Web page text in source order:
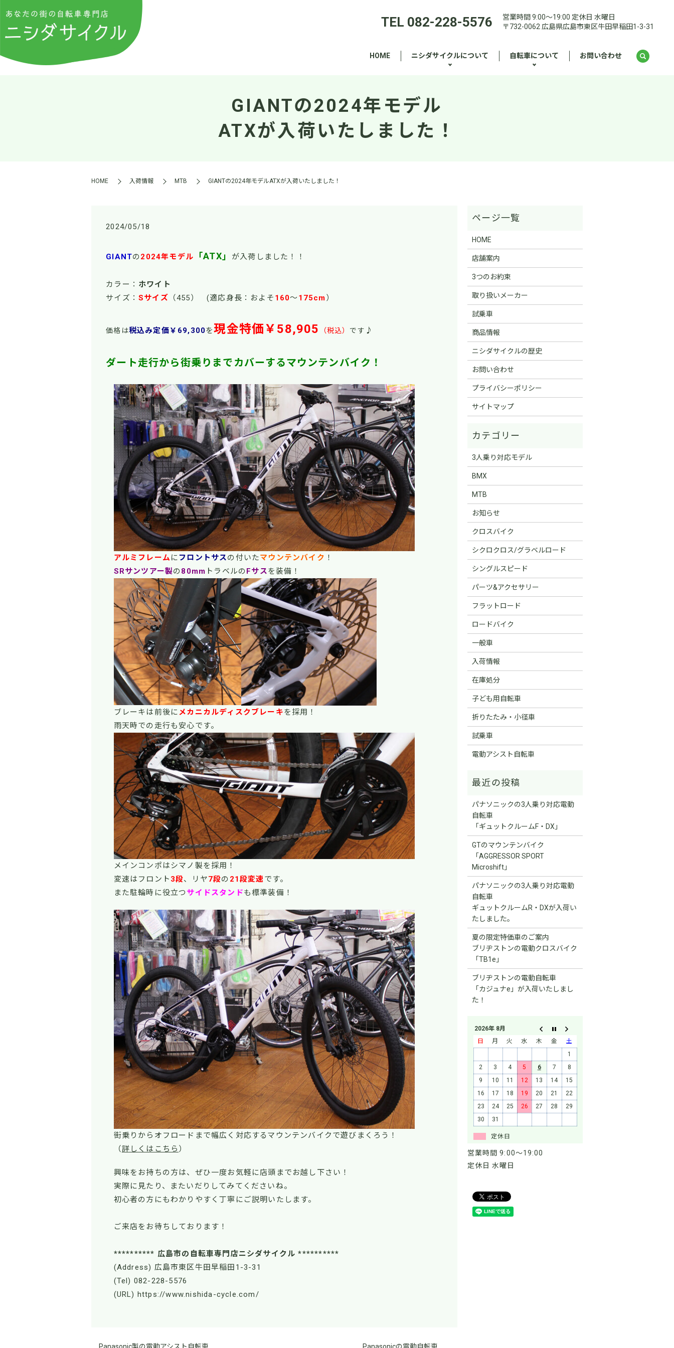
TEL 082-228-5576
営業時間 9:00～19:00 定休日 水曜日
〒732-0062 広島県広島市東区牛田早稲田1-3-31
HOME ニシダサイクルについて 自転車について お問い合わせ
GIANTの2024年モデル
ATXが入荷いたしました！
HOME 入荷情報 MTB GIANTの2024年モデルATXが入荷いたしました！
2024/05/18
GIANTの 2024年モデル 「ATX」 が入荷しました！！
カラー： ホワイト
サイズ：Sサイズ （455） (適応身長：およそ 160～175cm）
価格は税込み定価￥69,300を現金特価￥58,905 （税込） です ♪
ダート走行から街乗りまでカバーするマウンテンバイク！
アルミフレーム に フロントサスの付いたマウンテンバイク ！
SRサンツアー製の 80mm トラベルの Fサスを装備！
ブレーキは前後に メカニカルディスクブレーキを採用！
雨天時での走行も安心です。
メインコンポはシマノ製を採用！
変速はフロント 3段、リヤ7段の 21段変速 です。
また駐輪時に役立つ サイドスタンドも標準装備！
街乗りからオフロードまで幅広く対応するマウンテンバイクで遊びまくろう！
（詳しくはこちら ）
興味をお持ちの方は、ぜひ一度お気軽に店頭までお越し下さい！
実際に見たり、またいだりしてみてくださいね。
初心者の方にもわかりやすく丁寧にご説明いたします。
ご来店をお待ちしております！
********** 広島市の自転車専門店ニシダサイクル **********
(Address) 広島市東区牛田早稲田1-3-31
(Tel) 082-228-5576
(URL) https://www.nishida-cycle.com/
HOME
店舗案内
3つのお約束
取り扱いメーカー
試乗車
商品情報
ニシダサイクルの歴史
お問い合わせ
プライバシーポリシー
サイトマップ
3人乗り対応モデル
BMX
MTB
お知らせ
クロスバイク
シクロクロス/グラベルロード
シングルスピード
パーツ&アクセサリー
フラットロード
ロードバイク
一般車
入荷情報
在庫処分
子ども用自転車
折りたたみ・小径車
試乗車
電動アシスト自転車
パナソニックの3人乗り対応電動
自転車
「ギュットクルームF・DX」
GTのマウンテンバイク
「AGGRESSOR SPORT
Microshift」
パナソニックの3人乗り対応電動
自転車
ギュットクルームR・DXが入荷い
たしました。
夏の限定特価車のご案内
ブリヂストンの電動クロスバイク
「TB1e」
ブリヂストンの電動自転車
「カジュナe」が入荷いたしまし
た！
2026年 8月
日
月 火 水 木 金
土
1
2
3 4 5 6 7
8
9
10 11 12 13 14
15
16
17 18 19 20 21
22
23
24 25 26 27 28
29
30
31
定休日
営業時間 9:00～19:00
定休日 水曜日